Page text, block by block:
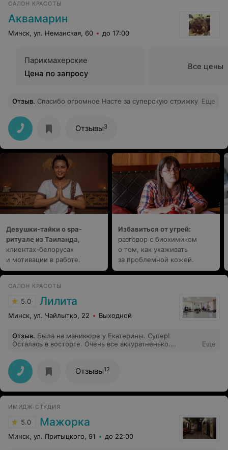
САЛОН КРАСОТЫ
Аквамарин
Минск, ул. Неманская, 60 до 17:00
Парикмахерские
Цена по запросу
Все цены
Отзыв. Спасибо огромное Насте за суперскую стрижку Еще
Отзывы3
Девушки-тайки о spa-
ритуале из Таиланда,
клиентах-белорусах
и мотивации в работе.
Избавиться от угрей:
разговор с биохимиком
о том, как ухаживать
за проблемной кожей.
САЛОН КРАСОТЫ
5.0 Лилита
Минск, ул. Чайлытко, 22 Выходной
Отзыв. Была на маникюре у Екатерины. Супер!
Осталась в восторге. Очень все аккуратненько.
Еще
Отзывы12
ИМИДЖ-СТУДИЯ
5.0 Мажорка
Минск, ул. Притыцкого, 91 до 22:00